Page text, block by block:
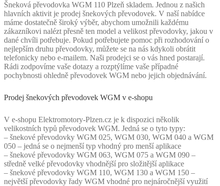
Šneková převodovka WGM 110 Plzeň skladem. Jednou z našich
hlavních aktivit je prodej šnekových převodovek. V naší nabídce
máme dostatečně široký výběr, abychom umožnili každému
zákazníkovi nalézt přesně ten model a velikost převodovky, jakou v
dané chvíli potřebuje. Pokud potřebujete pomoc při rozhodování o
nejlepším druhu převodovky, můžete se na nás kdykoli obrátit
telefonicky nebo e-mailem. Naši prodejci se o vás hned postarají.
Rádi zodpovíme vaše dotazy a rozptýlíme vaše případné
pochybnosti ohledně převodovek WGM nebo jejich objednávání.
Prodej šnekových převodovek WGM v e-shopu
V e-shopu Elektromotory-Plzen.cz je k dispozici několik
velikostních typů převodovek WGM. Jedná se o tyto typy:
– šnekové převodovky WGM 025, WGM 030, WGM 040 a WGM
050 – jedná se o nejmenší typ vhodný pro menší aplikace
– šnekové převodovky WGM 063, WGM 075 a WGM 090 –
středně velké převodovky vhodnější pro složitější aplikace
– šnekové převodovky WGM 110, WGM 130 a WGM 150 –
největší převodovky řady WGM vhodné pro nejnáročnější využití